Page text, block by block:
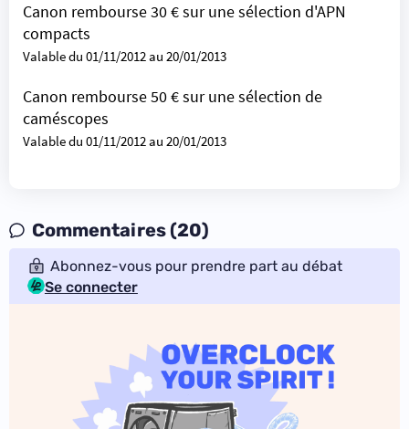
Canon rembourse 30 € sur une sélection d'APN
compacts
Valable du 01/11/2012 au 20/01/2013
Canon rembourse 50 € sur une sélection de
caméscopes
Valable du 01/11/2012 au 20/01/2013
Commentaires (20)
Abonnez-vous pour prendre part au débat
Se connecter